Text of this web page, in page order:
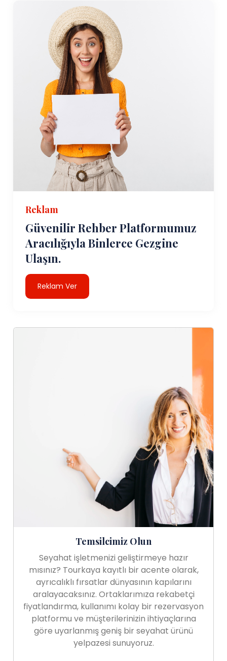
Reklam
Güvenilir Rehber Platformumuz
Aracılığıyla Binlerce Gezgine
Ulaşın.
Reklam Ver
Temsilcimiz Olun
Seyahat işletmenizi geliştirmeye hazır
mısınız? Tourkaya kayıtlı bir acente olarak,
ayrıcalıklı fırsatlar dünyasının kapılarını
aralayacaksınız. Ortaklarımıza rekabetçi
fiyatlandırma, kullanımı kolay bir rezervasyon
platformu ve müşterilerinizin ihtiyaçlarına
göre uyarlanmış geniş bir seyahat ürünü
yelpazesi sunuyoruz.